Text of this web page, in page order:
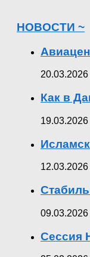
НОВОСТИ ~
Как в
12.03.2026
Сессия